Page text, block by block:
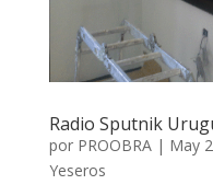
Radio Sputnik
por PROOBRA| May
Yeseros